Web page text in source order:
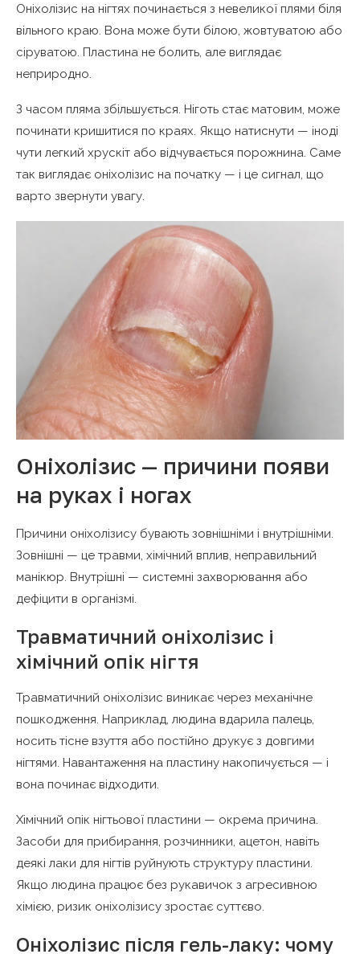
Оніхолізис на нігтях починається з невеликої плями біля
вільного краю. Вона може бути білою, жовтуватою або
сіруватою. Пластина не болить, але виглядає
неприродно.
З часом пляма збільшується. Ніготь стає матовим, може
починати кришитися по краях. Якщо натиснути — іноді
чути легкий хрускіт або відчувається порожнина. Саме
так виглядає оніхолізис на початку — і це сигнал, що
варто звернути увагу.
Оніхолізис — причини появи
на руках і ногах
Причини оніхолізису бувають зовнішніми і внутрішніми.
Зовнішні — це травми, хімічний вплив, неправильний
манікюр. Внутрішні — системні захворювання або
дефіцити в організмі.
Травматичний оніхолізис і
хімічний опік нігтя
Травматичний оніхолізис виникає через механічне
пошкодження. Наприклад, людина вдарила палець,
носить тісне взуття або постійно друкує з довгими
нігтями. Навантаження на пластину накопичується — і
вона починає відходити.
Хімічний опік нігтьової пластини — окрема причина.
Засоби для прибирання, розчинники, ацетон, навіть
деякі лаки для нігтів руйнують структуру пластини.
Якщо людина працює без рукавичок з агресивною
хімією, ризик оніхолізису зростає суттєво.
Оніхолізис після гель-лаку: чому